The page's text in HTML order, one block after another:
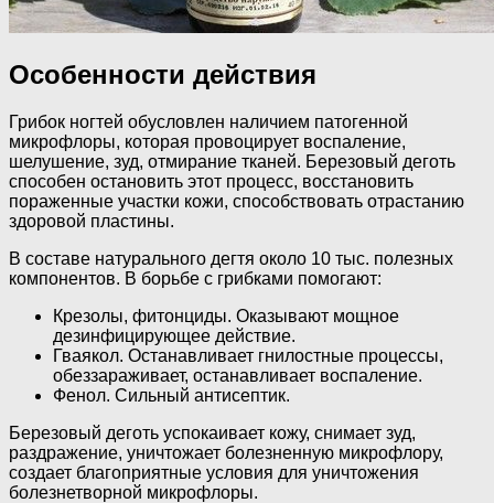
Особенности действия
Грибок ногтей обусловлен наличием патогенной
микрофлоры, которая провоцирует воспаление,
шелушение, зуд, отмирание тканей. Березовый деготь
способен остановить этот процесс, восстановить
пораженные участки кожи, способствовать отрастанию
здоровой пластины.
В составе натурального дегтя около 10 тыс. полезных
компонентов. В борьбе с грибками помогают:
Крезолы, фитонциды. Оказывают мощное
дезинфицирующее действие.
Гваякол. Останавливает гнилостные процессы,
обеззараживает, останавливает воспаление.
Фенол. Сильный антисептик.
Березовый деготь успокаивает кожу, снимает зуд,
раздражение, уничтожает болезненную микрофлору,
создает благоприятные условия для уничтожения
болезнетворной микрофлоры.